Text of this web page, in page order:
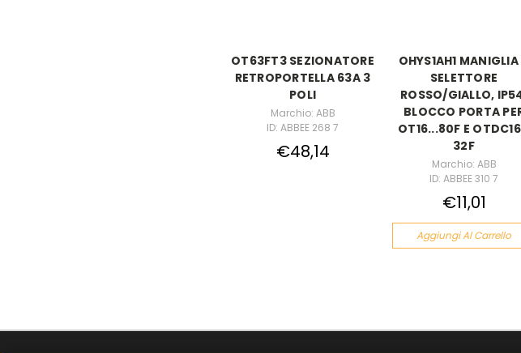
OT63FT3 SEZIONATORE
RETROPORTELLA 63A 3
POLI
Marchio: ABB
ID: ABBEE 268 7
€48,14
OHYS1AH1 MANIGLIA
SELETTORE
ROSSO/GIALLO,
BLOCCO PORTA
OT16...80F E
32F
Marchio: ABB
ID: ABBEE 310 7
€11,01
Aggiungi Al Carrello